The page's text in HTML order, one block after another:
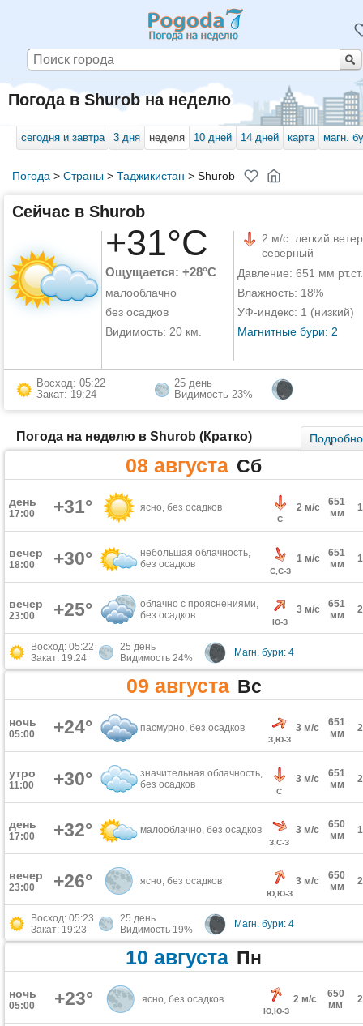
Погода в Shurob на неделю
сегодня и завтра 3 дня неделя 10 дней 14 дней карта магн.
Погода > Страны> Таджикистан > Shurob
Сейчас в Shurob
+31°C
Ощущается: +28°C
малооблачно
без осадков
Видимость: 20 км.
2 м/с. легкий
северный
Давление: 651 мм рт.ст.
Влажность: 18%
УФ-индекс: 1 (низкий)
Магнитные бури: 2
Восход: 05:22
Закат: 19:24
25 день
Видимость 23%
Погода на неделю в Shurob (Кратко) Подробно
08 августа Сб
день
17:00 +31° ясно, без осадков
С
2 м/с
651
мм
вечер
18:00 +30°
небольшая облачность,
без осадков
С,С-З
1 м/с
651
мм
вечер
23:00 +25°
облачно с прояснениями,
без осадков
Ю-З
3 м/с
651
мм
Восход: 05:22
Закат: 19:24
25 день
Видимость 24%
Магн. бури: 4
09 августа Вс
ночь
05:00 +24° пасмурно, без осадков
З,Ю-З
3 м/с
651
мм
утро
11:00 +30°
значительная облачность,
без осадков
С
3 м/с
651
мм
день
17:00 +32° малооблачно, без осадков
З,С-З
3 м/с
650
мм
вечер
23:00 +26° ясно, без осадков
Ю,Ю-З
3 м/с
650
мм
Восход: 05:23
Закат: 19:23
25 день
Видимость 19%
Магн. бури: 4
10 августа Пн
ночь
05:00 +23° ясно, без осадков
Ю,Ю-З
2 м/с
650
мм